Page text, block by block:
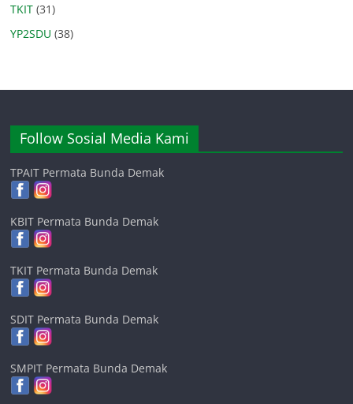
TKIT (31)
YP2SDU (38)
Follow Sosial Media Kami
TPAIT Permata Bunda Demak
KBIT Permata Bunda Demak
TKIT Permata Bunda Demak
SDIT Permata Bunda Demak
SMPIT Permata Bunda Demak